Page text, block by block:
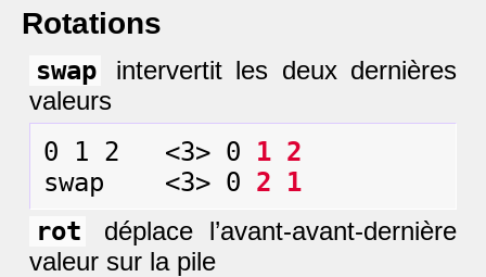
Rotations
swap
intervertit les deux dernières
valeurs
0 1 2   <3> 0 1 2
swap    <3> 0 2 1
rot
déplace l’avant-avant-dernière
valeur sur la pile